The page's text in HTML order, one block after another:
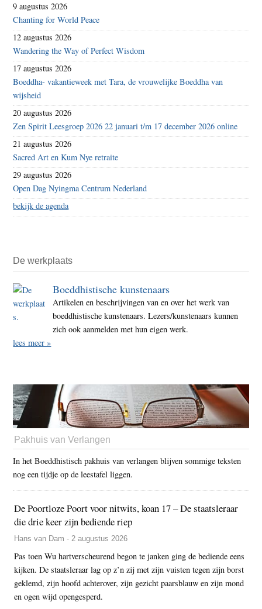
9 augustus 2026
Chanting for World Peace
12 augustus 2026
Wandering the Way of Perfect Wisdom
17 augustus 2026
Boeddha- vakantieweek met Tara, de vrouwelijke Boeddha van
wijsheid
20 augustus 2026
Zen Spirit Leesgroep 2026 22 januari t/m 17 december 2026 online
21 augustus 2026
Sacred Art en Kum Nye retraite
29 augustus 2026
Open Dag Nyingma Centrum Nederland
bekijk de agenda
De werkplaats
Boeddhistische kunstenaars
Artikelen en beschrijvingen van en over het werk van
boeddhistische kunstenaars. Lezers/kunstenaars kunnen
zich ook aanmelden met hun eigen werk.
lees meer »
Pakhuis van Verlangen
In het Boeddhistisch pakhuis van verlangen blijven sommige teksten
nog een tijdje op de leestafel liggen.
De Poortloze Poort voor nitwits, koan 17 – De staatsleraar
die drie keer zijn bediende riep
Hans van Dam - 2 augustus 2026
Pas toen Wu hartverscheurend begon te janken ging de bediende eens
kijken. De staatsleraar lag op z’n zij met zijn vuisten tegen zijn borst
geklemd, zijn hoofd achterover, zijn gezicht paarsblauw en zijn mond
en ogen wijd opengesperd.